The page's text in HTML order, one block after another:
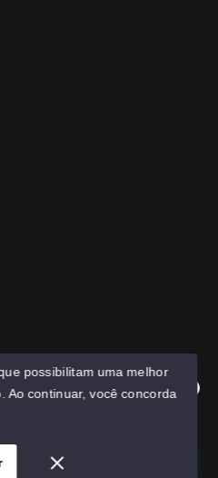
como podemos ajudar?
- Todos os direitos
que possibilitam uma melhor
Ao continuar, você concorda